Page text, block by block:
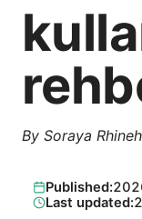
By Soraya
Published:
Last updated: